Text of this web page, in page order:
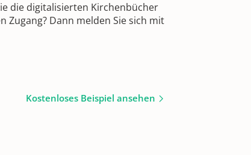
die digitalisierten Kirchenbücher
Zugang? Dann melden Sie sich mit
Kostenloses Beispiel ansehen